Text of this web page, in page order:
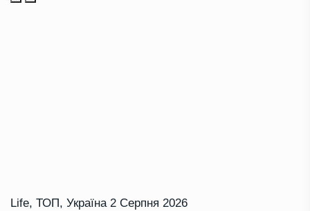
Life, ТОП, Україна 2 Серпня 2026